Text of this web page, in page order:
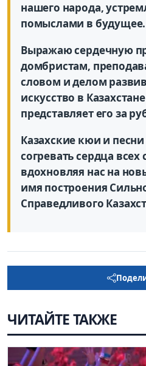
нашего народа,
помыслами в будущее.
Выражаю сердечную
домбристам,
словом и делом
искусство в
представляет его за
Казахские кюи и
согревать сердца
вдохновляя нас на
имя построения
Справедливого
ЧИТАЙТЕ ТАКЖЕ